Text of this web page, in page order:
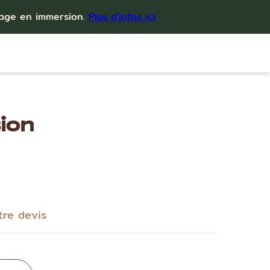
en immersion. Plus d'infos ici
devis